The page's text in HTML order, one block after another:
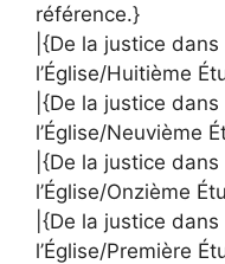
référence.}
|{De la justice
l’Église/Huitième
|{De la justice
l’Église/Neuvième
|{De la justice
l’Église/Onzième
|{De la justice
l’Église/Première